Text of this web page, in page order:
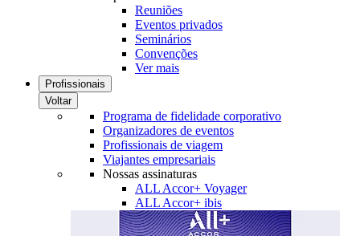
Reuniões
Eventos privados
Seminários
Convenções
Ver mais
Profissionais
Voltar
Programa de fidelidade corporativo
Organizadores de eventos
Profissionais de viagem
Viajantes empresariais
Nossas assinaturas
ALL Accor+ Voyager
ALL Accor+ ibis